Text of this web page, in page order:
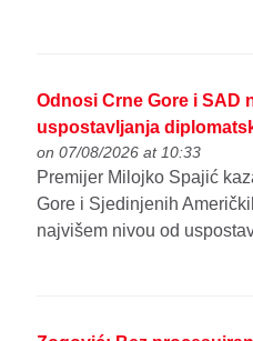
Odnosi Crne Gore i SAD
uspostavljanja
on 07/08/2026 at 10:33
Premijer Milojko Spajić
Gore i Sjedinjenih
najvišem nivou od